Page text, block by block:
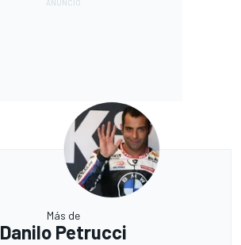
Más de
Danilo Petrucci